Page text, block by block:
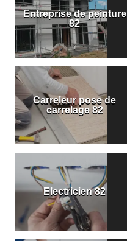
Entreprise de peinture
82
Carreleur pose de
carrelage 82
Electricien 82